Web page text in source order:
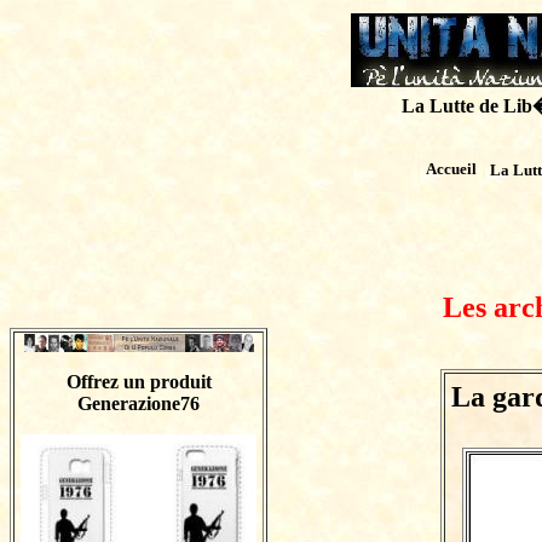
La Lutte de
Accueil La
Les
Offrez un produit
Generazione76
La